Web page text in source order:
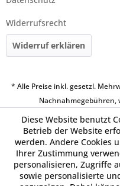
Widerrufsrecht
Widerruf erklären
* Alle Preise inkl. gesetzl.
Nachnahmegebühren,
Diese Website benutzt
Betrieb der Website
werden. Andere Cookies
Ihrer Zustimmung
personalisieren, Zugriffe
sowie personalisierte